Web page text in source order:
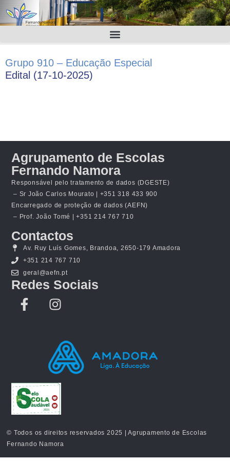
Grupo 910 – Educação Especial
Edital (17-10-2025)
Agrupamento de Escolas
Fernando Namora
Responsável pelo tratamento de dados (DGESTE)
– Sr João Carlos Mourato | +351 318 433 900
Encarregado de proteção de dados (AEFN)
– Prof. João Tomé | +351 214 767 710
Contactos
Av. Ruy Luís Gomes, Brandoa, 2650-179 Amadora
+351 214 767 710
geral@aefn.pt
Redes Sociais
© Todos os direitos reservados 2025 | Agrupamento de Escolas
Fernando Namora